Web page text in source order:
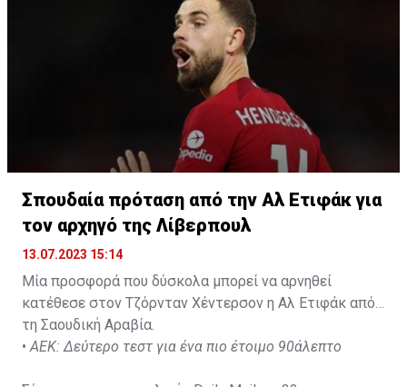
Σπουδαία πρόταση από την Αλ Ετιφάκ για
τον αρχηγό της Λίβερπουλ
13.07.2023 15:14
Μία προσφορά που δύσκολα μπορεί να αρνηθεί
κατέθεσε στον Τζόρνταν Χέντερσον η Αλ Ετιφάκ από
τη Σαουδική Αραβία.
• ΑΕΚ: Δεύτερο τεστ για ένα πιο έτοιμο 90άλεπτο